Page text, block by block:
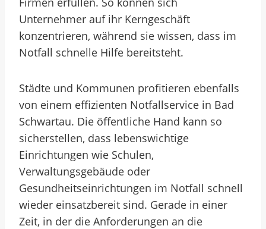
Unternehmer auf ihr Kerngeschäft
konzentrieren, während sie wissen, dass im
Notfall schnelle Hilfe bereitsteht.
Städte und Kommunen profitieren ebenfalls
von einem effizienten Notfallservice in Bad
Schwartau. Die öffentliche Hand kann so
sicherstellen, dass lebenswichtige
Einrichtungen wie Schulen,
Verwaltungsgebäude oder
Gesundheitseinrichtungen im Notfall schnell
wieder einsatzbereit sind. Gerade in einer
Zeit, in der die Anforderungen an die